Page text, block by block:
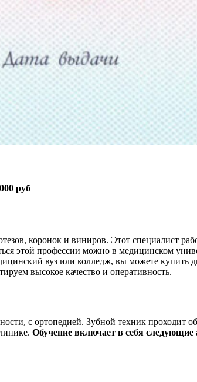
руб
коронок и виниров. Этот специалист
этой профессии можно в медицинском
вуз или колледж, вы можете
высокое качество и оперативность.
с ортопедией. Зубной техник проходит
Обучение включает в себя следующие